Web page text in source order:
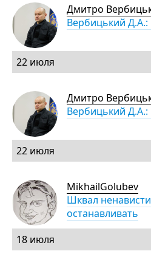
Дмитро
Вербицький Д.А.:
22 июля
Дмитро
Вербицький Д.А.:
22 июля
MikhailGolubev
Шквал
останавливать
18 июля